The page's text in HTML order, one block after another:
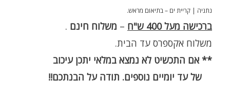
נתניה | קריית ים – בתיאום מראש.
ברכישה מעל 400 ש"ח – משלוח חינם .
משלוח אקספרס עד הבית.
** אם התכשיט לא נמצא במלאי יתכן עיכוב
של עד יומיים נוספים. תודה על הבנתכם!!